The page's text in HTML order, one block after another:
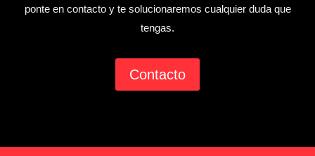
ponte en contacto y te solucionaremos cualquier duda que
tengas.
Contacto